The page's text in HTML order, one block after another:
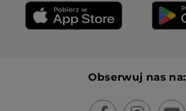
Obserwuj nas na: